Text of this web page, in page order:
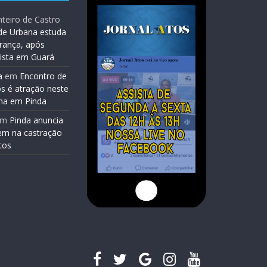
de Castro
Urbana estuda
após
em Guará
em Encontro de
é atração neste
em Pinda
Pinda anuncia
na castração